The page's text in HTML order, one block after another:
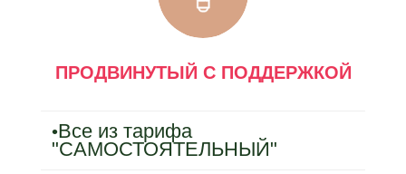
ПРОДВИНУТЫЙ С ПОДДЕРЖКОЙ
•Все из тарифа
"САМОСТОЯТЕЛЬНЫЙ"